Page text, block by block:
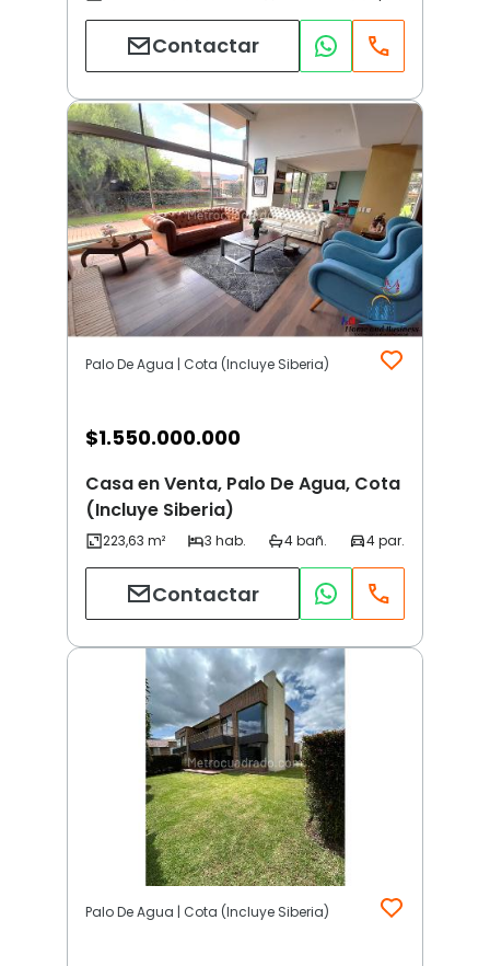
Contactar
Palo De Agua | Cota (Incluye Siberia)
$1.550.000.000
Casa en Venta, Palo De Agua, Cota
(Incluye Siberia)
Contactar
Palo De Agua | Cota (Incluye Siberia)